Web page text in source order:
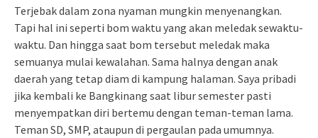
Terjebak dalam zona nyaman mungkin menyenangkan.
Tapi hal ini seperti bom waktu yang akan meledak sewaktu-
waktu. Dan hingga saat bom tersebut meledak maka
semuanya mulai kewalahan. Sama halnya dengan anak
daerah yang tetap diam di kampung halaman. Saya pribadi
jika kembali ke Bangkinang saat libur semester pasti
menyempatkan diri bertemu dengan teman-teman lama.
Teman SD, SMP, ataupun di pergaulan pada umumnya.